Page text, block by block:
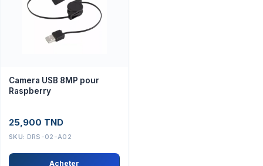
Camera USB 8MP pour
Raspberry
25,900 TND
SKU: DRS-02-A02
Acheter